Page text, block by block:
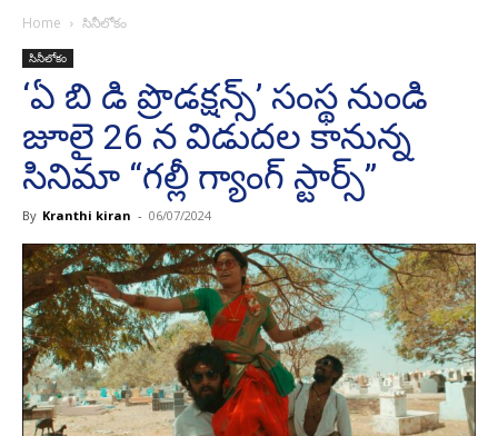
Home సినీలోకం
సినీలోకం
‘ఏ బి డి ప్రొడక్షన్స్’ సంస్థ నుండి
జూలై 26 న విడుదల కానున్న
సినిమా “గల్లీ గ్యాంగ్ స్టార్స్”
By Kranthi kiran - 06/07/2024